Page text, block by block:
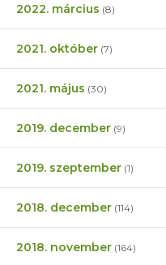
2022. március (8)
2021. október (7)
2021. május (30)
2019. december (9)
2019. szeptember (1)
2018. december (114)
2018. november (164)